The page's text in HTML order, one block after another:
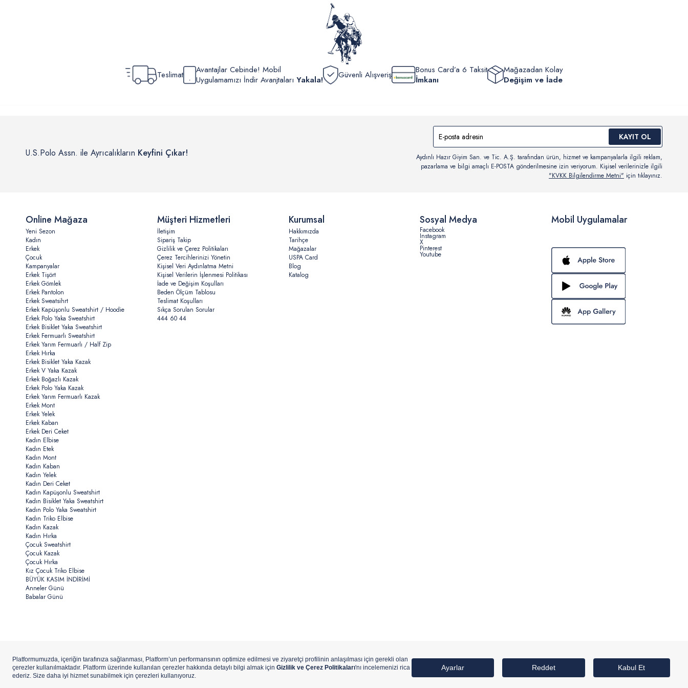
Teslimat
Avantajlar Cebinde! Mobil
Uygulamamızı İndir Avanjtaları Yakala! Güvenli Alışveriş
Bonus Card’a 6 Taksit
İmkanı
Mağazadan Kolay
Değişim ve İade
U.S.Polo Assn. ile Ayrıcalıkların Keyfini Çıkar!
KAYIT OL
Aydınlı Hazır Giyim San. ve Tic. A.Ş. tarafından ürün, hizmet ve kampanyalarla ilgili reklam,
pazarlama ve bilgi amaçlı E-POSTA gönderilmesine izin veriyorum. Kişisel verilerinizle ilgili
"KVKK Bilgilendirme Metni" için tıklayınız.
Mobil Uygulamalar
Online Mağaza
Yeni Sezon
Kadın
Erkek
Çocuk
Kampanyalar
Erkek Tişört
Erkek Gömlek
Erkek Pantolon
Erkek Sweatsihrt
Erkek Kapüşonlu Sweatshirt / Hoodie
Erkek Polo Yaka Sweatshirt
Erkek Bisiklet Yaka Sweatshirt
Erkek Fermuarlı Sweatshirt
Erkek Yarım Fermuarlı / Half Zip
Erkek Hırka
Erkek Bisiklet Yaka Kazak
Erkek V Yaka Kazak
Erkek Boğazlı Kazak
Erkek Polo Yaka Kazak
Erkek Yarım Fermuarlı Kazak
Erkek Mont
Erkek Yelek
Erkek Kaban
Erkek Deri Ceket
Kadın Elbise
Kadın Etek
Kadın Mont
Kadın Kaban
Kadın Yelek
Kadın Deri Ceket
Kadın Kapüşonlu Sweatshirt
Kadın Bisiklet Yaka Sweatshirt
Kadın Polo Yaka Sweatshirt
Kadın Triko Elbise
Kadın Kazak
Kadın Hırka
Çocuk Sweatshirt
Çocuk Kazak
Çocuk Hırka
Kız Çocuk Triko Elbise
BÜYÜK KASIM İNDİRİMİ
Anneler Günü
Babalar Günü
Müşteri Hizmetleri
İletişim
Sipariş Takip
Gizlilik ve Çerez Politikaları
Çerez Tercihlerinizi Yönetin
Kişisel Veri Aydınlatma Metni
Kişisel Verilerin İşlenmesi Politikası
İade ve Değişim Koşulları
Beden Ölçüm Tablosu
Teslimat Koşulları
Sıkça Sorulan Sorular
444 60 44
Kurumsal
Hakkımızda
Tarihçe
Mağazalar
USPA Card
Blog
Katalog
Sosyal Medya
Facebook
Instagram
X
Pinterest
Youtube
Copyright ©U.S.Polo Assn.Aydınlı Hazır Giyim A.Ş. iştirakidir.ETBİS’eKayıtlıdır.